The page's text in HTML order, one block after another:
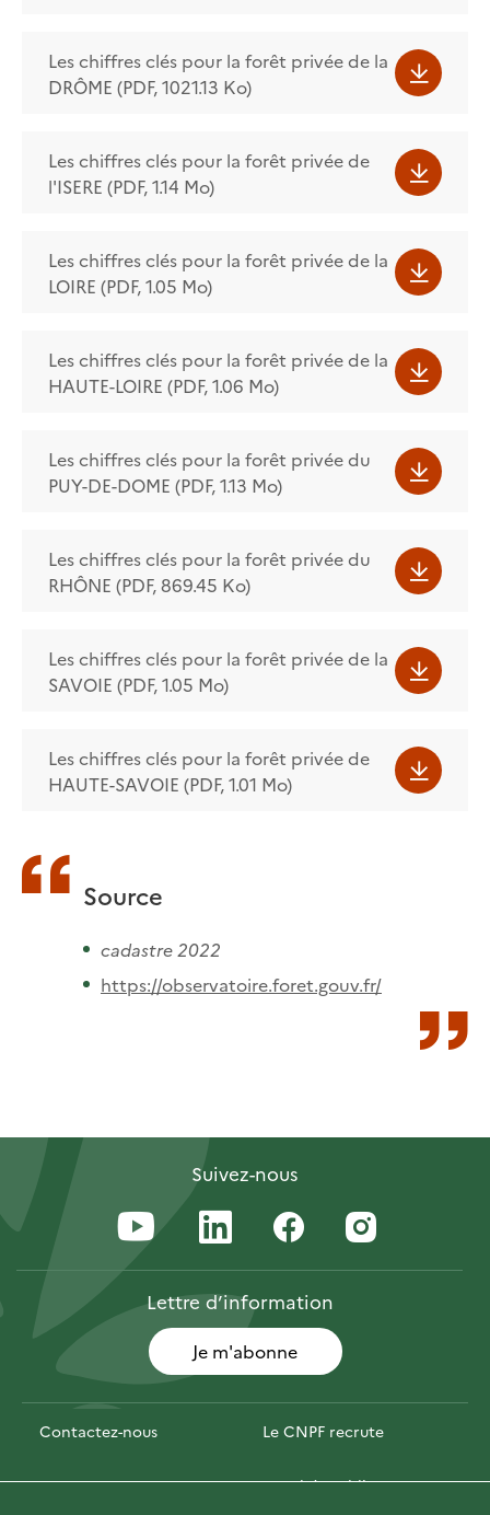
Les chiffres clés pour la forêt privée de la
DRÔME (PDF, 1021.13 Ko)
Les chiffres clés pour la forêt privée de
l'ISERE (PDF, 1.14 Mo)
Les chiffres clés pour la forêt privée de la
LOIRE (PDF, 1.05 Mo)
Les chiffres clés pour la forêt privée de la
HAUTE-LOIRE (PDF, 1.06 Mo)
Les chiffres clés pour la forêt privée du
PUY-DE-DOME (PDF, 1.13 Mo)
Les chiffres clés pour la forêt privée du
RHÔNE (PDF, 869.45 Ko)
Les chiffres clés pour la forêt privée de la
SAVOIE (PDF, 1.05 Mo)
Les chiffres clés pour la forêt privée de
HAUTE-SAVOIE (PDF, 1.01 Mo)
Source
cadastre 2022
https://observatoire.foret.gouv.fr/
Suivez-nous
Lettred’information
Je m'abonne
Contactez-nous Le CNPF recrute
Espace presse Marchés publics